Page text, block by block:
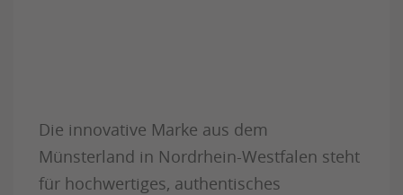
Die innovative Marke aus dem
Münsterland in Nordrhein-Westfalen steht
für hochwertiges, authentisches